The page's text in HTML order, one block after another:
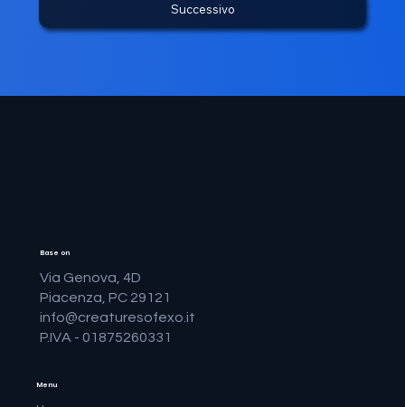
Successivo
Via Genova, 4D
Piacenza, PC 29121
info@creaturesofexo.it
P.IVA - 01875260331
Base on
Menu